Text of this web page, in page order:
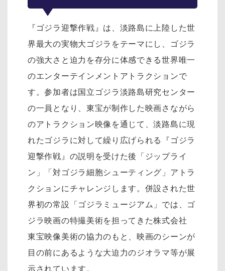
『ゴジラ迎撃作戦』は、淡路島に上陸した世
界最大の実物大ゴジラをテーマにし、ゴジラ
の強大さと迫力を存分に体感できる世界唯一
のエンターテインメントアトラクションで
す。参加者は国立ゴジラ淡路島研究センター
の一員となり、東宝が制作した映画さながら
のアトラクション映像を通じて、淡路島に現
れたゴジラに対して繰り広げられる『ゴジラ
迎撃作戦』の説明を受けた後「ジップライ
ン」「対ゴジラ細胞シューティング」アトラ
クションにチャレンジします。併設された世
界初の常設「ゴジラミュージアム」では、ゴ
ジラ映画の特撮美術を担ってきた株式会社
東宝映像美術の協力のもと、映画のシーンが
目の前にあるような大迫力のジオラマ等が展
示されています。